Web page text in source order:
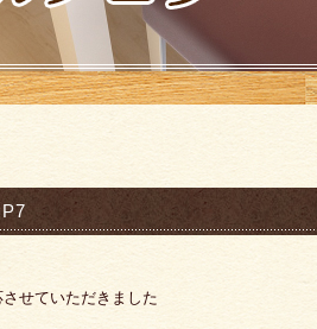
せていただきました